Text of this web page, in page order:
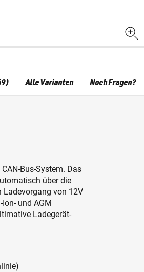
Bus-System. Das
über die
Ladevorgang von 12V
und AGM
Ladegerät-
Alle Varianten Noch Fragen?